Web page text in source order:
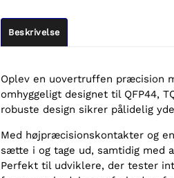
Beskrivelse
Oplev en uovertruffen præcision
omhyggeligt designet til QFP44,
robuste design sikrer pålidelig
Med højpræcisionskontakter og
sætte i og tage ud, samtidig med
Perfekt til udviklere, der tester